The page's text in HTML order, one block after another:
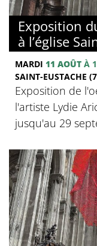
Exposition
à l’église
MARDI 11 AOÛT À
SAINT-EUSTACHE
Exposition de
l'artiste Lydie
jusqu'au 29